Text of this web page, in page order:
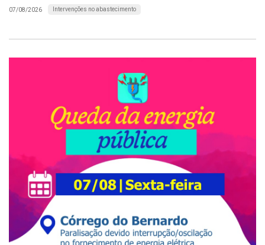
07/08/2026 Intervenções no abastecimento